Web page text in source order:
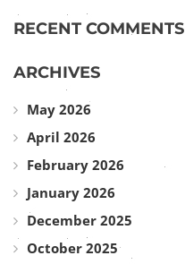
RECENT COMMENTS
ARCHIVES
May 2026
April 2026
February 2026
January 2026
December 2025
October 2025